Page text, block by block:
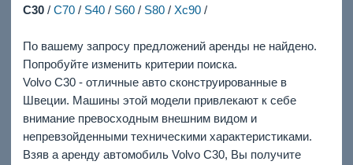
C30/ C70/ S40/ S60/ S80/ Xc90/
По вашему запросу предложений аренды не найдено.
Попробуйте изменить критерии поиска.
Volvo C30 - отличные авто сконструированные в
Швеции. Машины этой модели привлекают к себе
внимание превосходным внешним видом и
непревзойденными техническими характеристиками.
Взяв а аренду автомобиль Volvo C30, Вы получите